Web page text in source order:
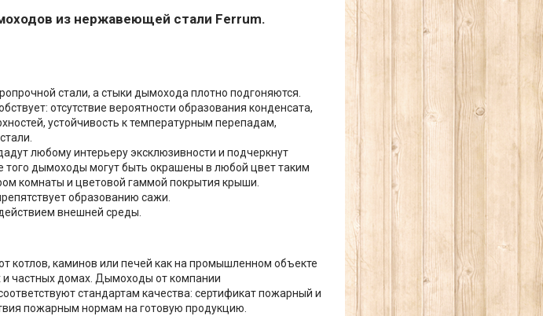
из нержавеющей стали Ferrum.
стали, а стыки дымохода плотно подгоняются.
отсутствие вероятности образования конденсата,
устойчивость к температурным перепадам,
любому интерьеру эксклюзивности и подчеркнут
дымоходы могут быть окрашены в любой цвет таким
комнаты и цветовой гаммой покрытия крыши.
образованию сажи.
внешней среды.
каминов или печей как на промышленном объекте
и частных домах. Дымоходы от компании
стандартам качества: сертификат пожарный и
пожарным нормам на готовую продукцию.